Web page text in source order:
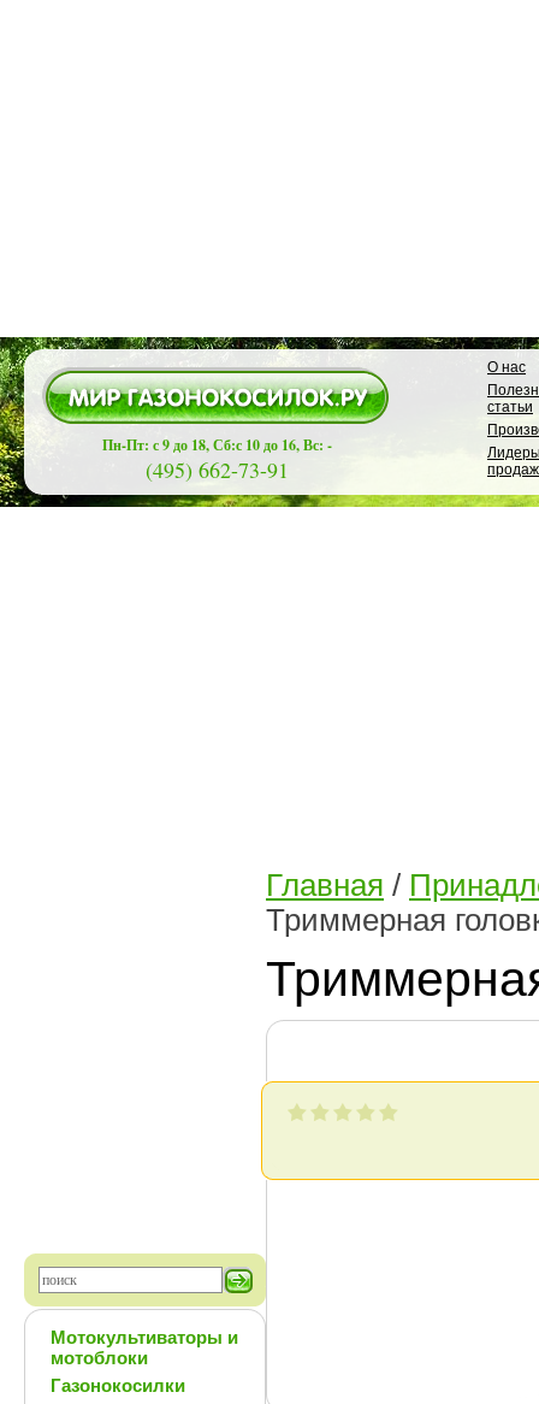
Пн-Пт: с 9 до 18, Сб:с 10 до 16, Вс: -
(495) 662-73-91
О нас
статьи
продаж
Мотокультиваторы и
мотоблоки
Газонокосилки
Главная /
Триммерная